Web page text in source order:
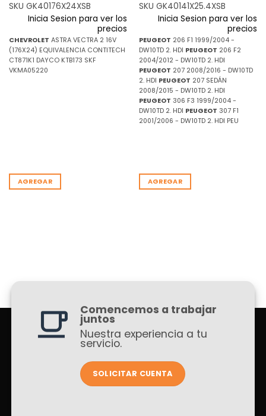
SKU GK40176X24XSB
Inicia Sesion para ver los
precios
CHEVROLET ASTRA VECTRA 2 16V
(176X24) EQUIVALENCIA CONTITECH
CT871K1 DAYCO KTB173 SKF
VKMA05220
AGREGAR
SKU GK40141X25.4XSB
Inicia Sesion para ver los
precios
PEUGEOT 206 F1 1999/2004 -
DW10TD 2. HDI PEUGEOT 206 F2
2004/2012 - DW10TD 2. HDI
PEUGEOT 207 2008/2016 - DW10TD
2. HDI PEUGEOT 207 SEDÁN
2008/2015 - DW10TD 2. HDI
PEUGEOT 306 F3 1999/2004 -
DW10TD 2. HDI PEUGEOT 307 F1
2001/2006 - DW10TD 2. HDI PEU
AGREGAR
Comencemos a trabajar
juntos
Nuestra experiencia a tu
servicio.
SOLICITAR CUENTA